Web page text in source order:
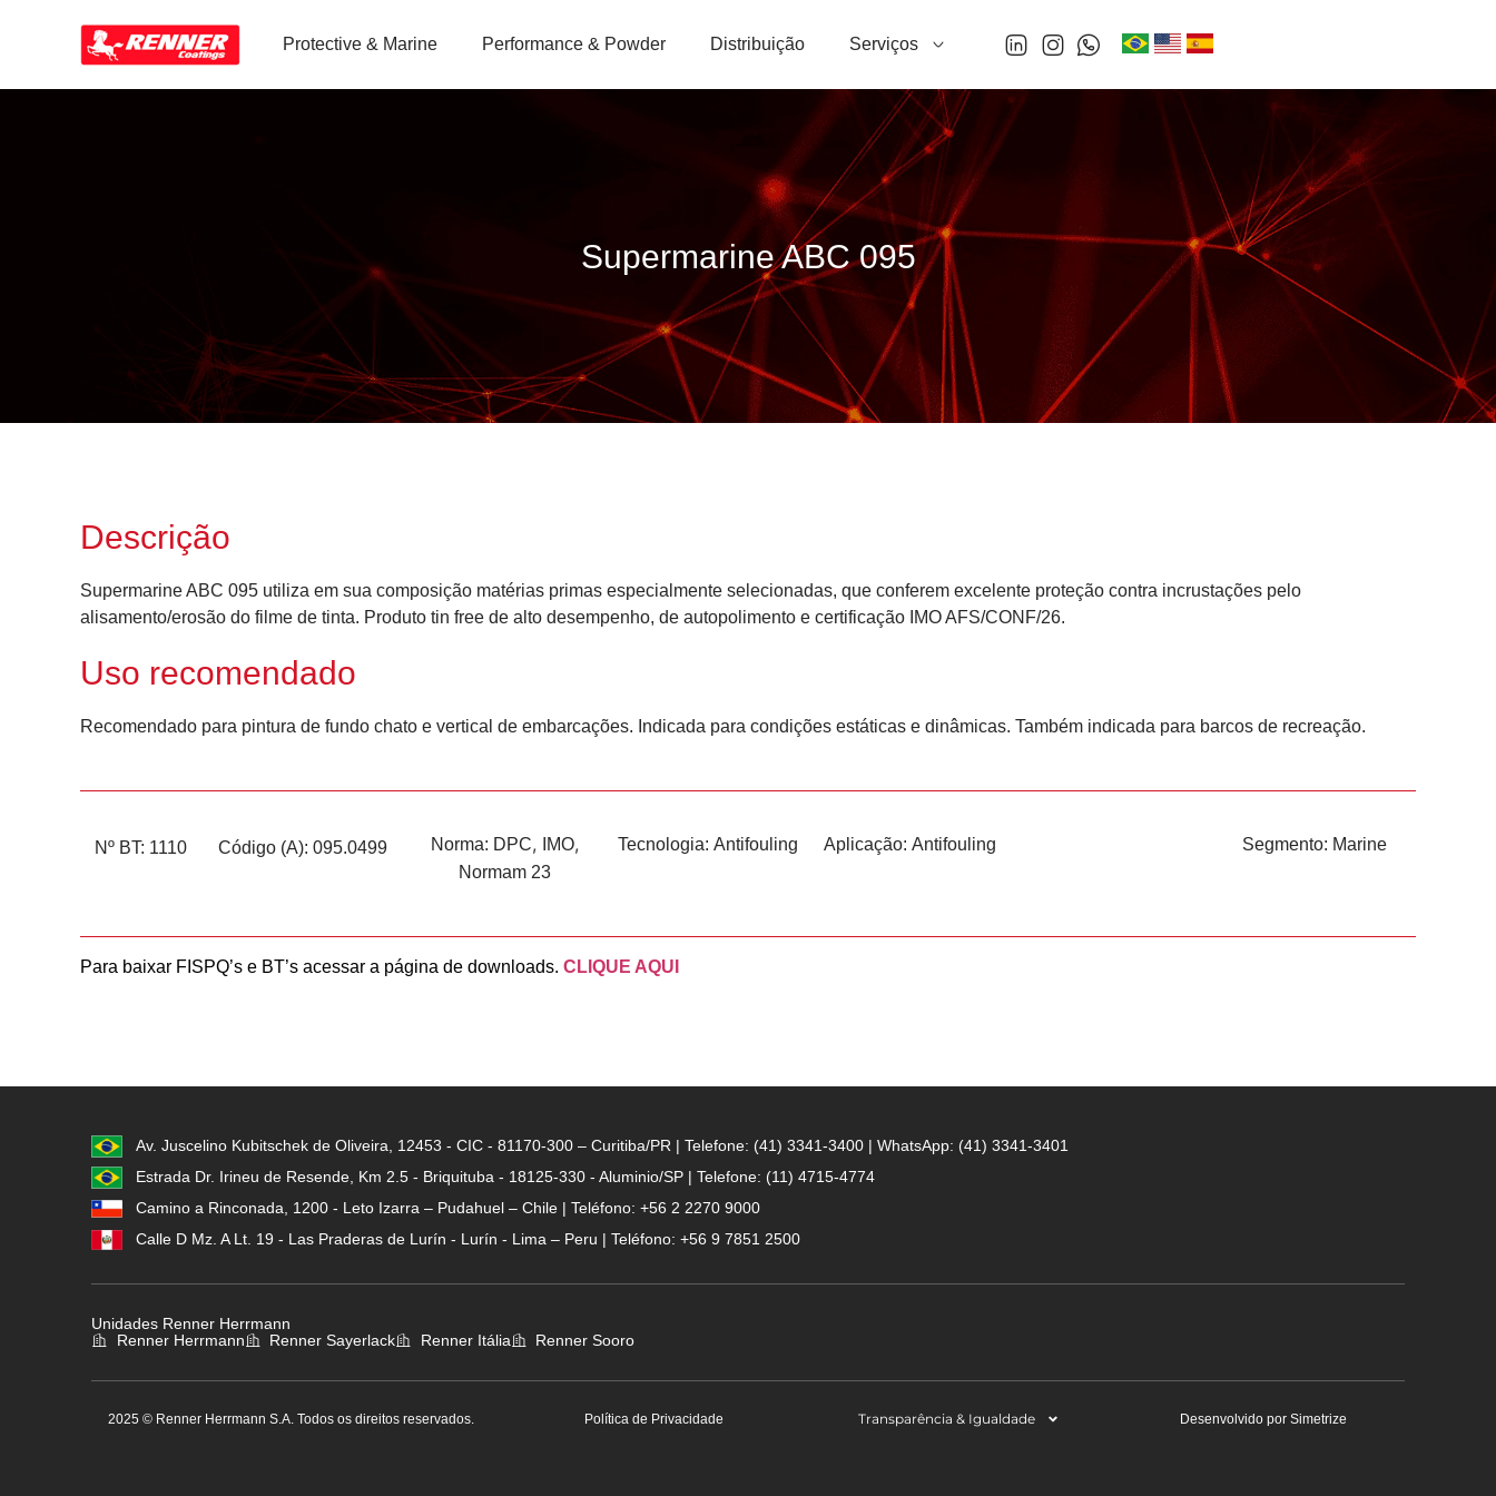
Protective & Marine Performance & Powder Distribuição Serviços
Supermarine ABC 095
Descrição
Supermarine ABC 095 utiliza em sua composição matérias primas especialmente selecionadas, que conferem excelente proteção contra incrustações pelo
alisamento/erosão do filme de tinta. Produto tin free de alto desempenho, de autopolimento e certificação IMO AFS/CONF/26.
Uso recomendado
Recomendado para pintura de fundo chato e vertical de embarcações. Indicada para condições estáticas e dinâmicas. Também indicada para barcos de recreação.
Nº BT: 1110 Código (A): 095.0499 Norma: DPC, IMO,
Normam 23
Tecnologia: Antifouling Aplicação: Antifouling Segmento: Marine
Para baixar FISPQ’s e BT’s acessar a página de downloads. CLIQUE AQUI
Av. Juscelino Kubitschek de Oliveira, 12453 - CIC - 81170-300 – Curitiba/PR | Telefone: (41) 3341-3400 | WhatsApp: (41) 3341-3401
Estrada Dr. Irineu de Resende, Km 2.5 - Briquituba - 18125-330 - Aluminio/SP | Telefone: (11) 4715-4774
Camino a Rinconada, 1200 - Leto Izarra – Pudahuel – Chile | Teléfono: +56 2 2270 9000
Calle D Mz. A Lt. 19 - Las Praderas de Lurín - Lurín - Lima – Peru | Teléfono: +56 9 7851 2500
Unidades Renner Herrmann
Renner Herrmann
Renner Sayerlack Renner Itália Renner Sooro
2025 © Renner Herrmann S.A. Todos os direitos reservados. Política de Privacidade Transparência & Igualdade Desenvolvido por Simetrize